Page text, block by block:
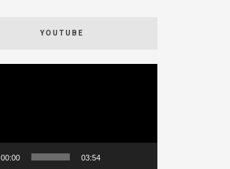
YOUTUBE
00:00 03:54